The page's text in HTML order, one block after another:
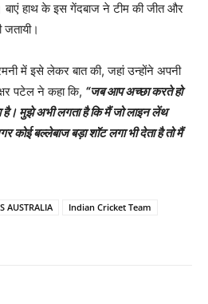
बाएं हाथ के इस गेंदबाज ने टीम की जीत और
में इसे लेकर बात की, जहां उन्होंने अपनी
पटेल ने कहा कि, “जब आप अच्छा करते हो
है। मुझे अभी लगता है कि मैं जो लाइन लेंथ
बल्लेबाज बड़ा शॉट लगा भी देता है तो मैं
AUSTRALIA
Indian Cricket Team